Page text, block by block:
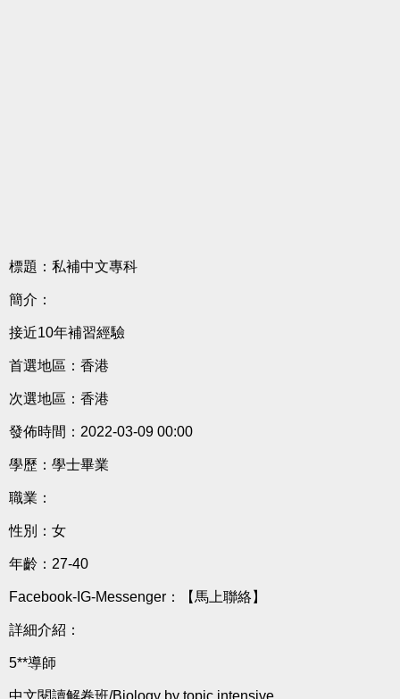
標題：私補中文專科
簡介：
接近10年補習經驗
首選地區：香港
次選地區：香港
發佈時間：2022-03-09 00:00
學歷：學士畢業
職業：
性別：女
年齡：27-40
Facebook-IG-Messenger： 【馬上聯絡】
詳細介紹：
5**導師
中文閱讀解卷班/Biology by topic intensive